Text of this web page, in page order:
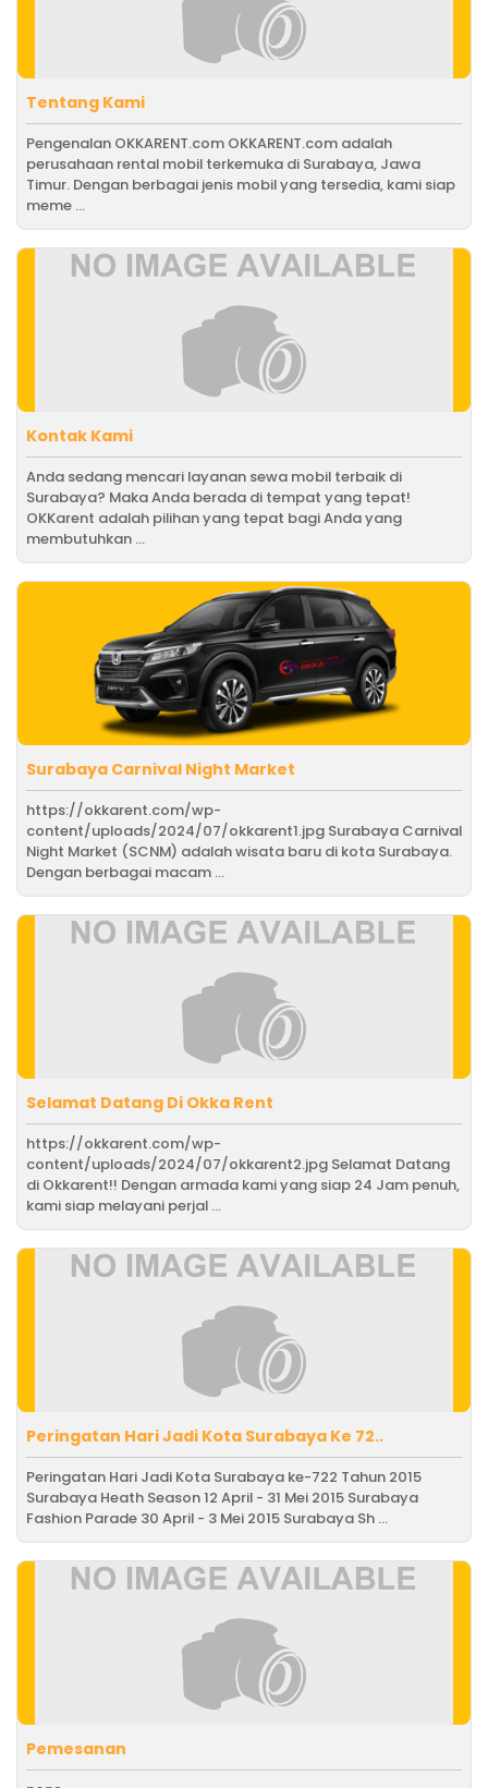
Tentang Kami
Pengenalan OKKARENT.com OKKARENT.com adalah
perusahaan rental mobil terkemuka di Surabaya, Jawa
Timur. Dengan berbagai jenis mobil yang tersedia, kami siap
meme ...
Kontak Kami
Anda sedang mencari layanan sewa mobil terbaik di
Surabaya? Maka Anda berada di tempat yang tepat!
OKKarent adalah pilihan yang tepat bagi Anda yang
membutuhkan ...
Surabaya Carnival Night Market
https://okkarent.com/wp-
content/uploads/2024/07/okkarent1.jpg Surabaya Carnival
Night Market (SCNM) adalah wisata baru di kota Surabaya.
Dengan berbagai macam ...
Selamat Datang Di Okka Rent
https://okkarent.com/wp-
content/uploads/2024/07/okkarent2.jpg Selamat Datang
di Okkarent!! Dengan armada kami yang siap 24 Jam penuh,
kami siap melayani perjal ...
Peringatan Hari Jadi Kota Surabaya Ke 72..
Peringatan Hari Jadi Kota Surabaya ke-722 Tahun 2015
Surabaya Heath Season 12 April - 31 Mei 2015 Surabaya
Fashion Parade 30 April - 3 Mei 2015 Surabaya Sh ...
Pemesanan